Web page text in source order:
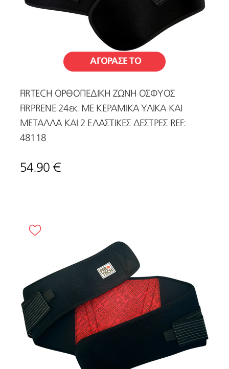
ΑΓΟΡΑΣΕ ΤΟ
FIRTECH ΟΡΘΟΠΕΔΙΚΗ ΖΩΝΗ ΟΣΦΥΟΣ
FIRPRENE 24εκ. ΜΕ ΚΕΡΑΜΙΚΑ ΥΛΙΚΑ ΚΑΙ
ΜΕΤΑΛΛΑ ΚΑΙ 2 ΕΛΑΣΤΙΚΕΣ ΔΕΣΤΡΕΣ REF:
48118
54.90 €